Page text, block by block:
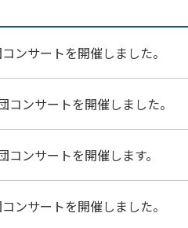
ンサートを開催しました。
コンサートを開催しました。
ンサートを開催します。
ンサートを開催しました。